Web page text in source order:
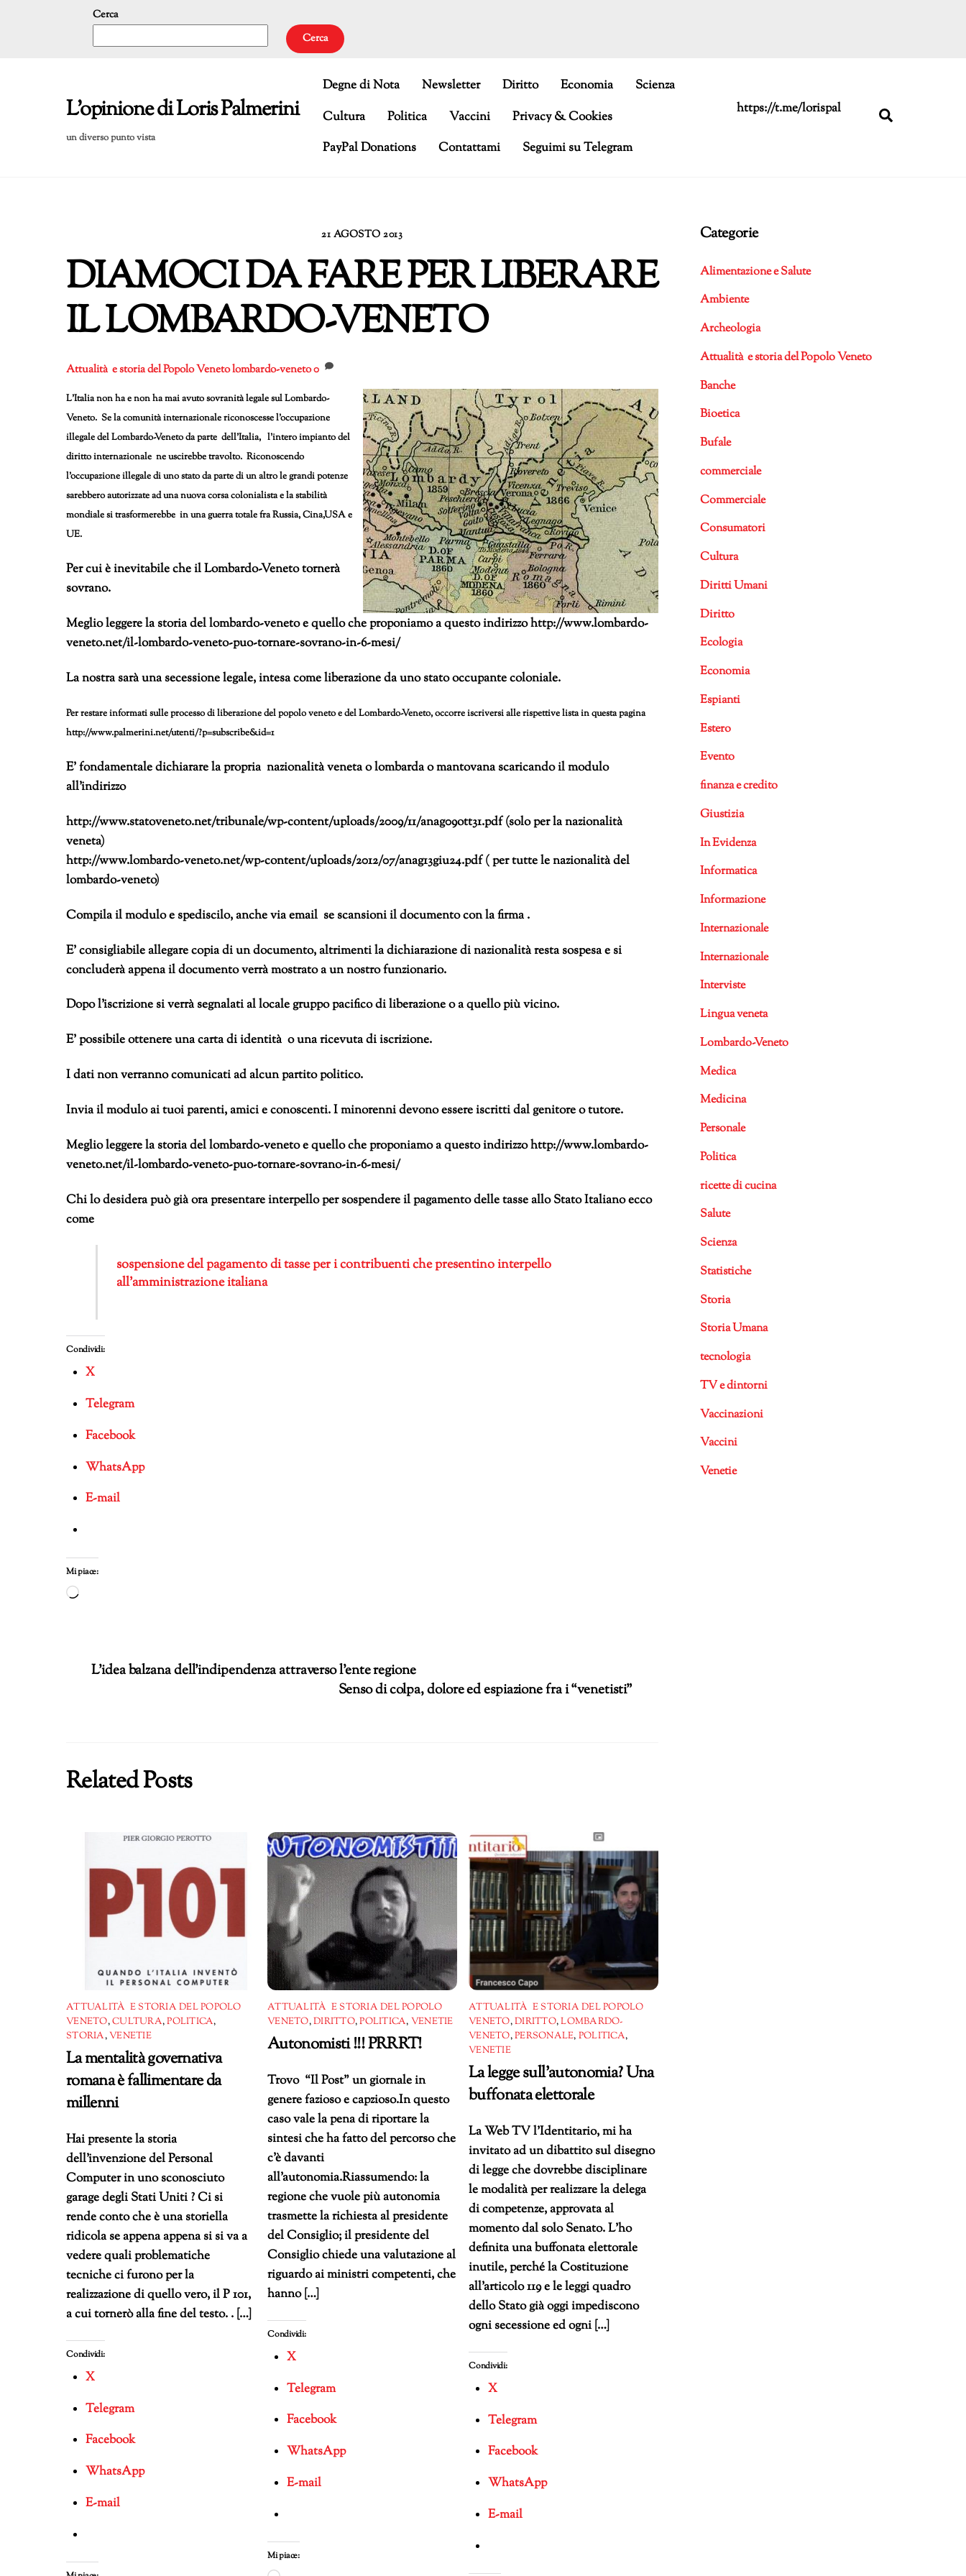
Cerca
Cerca
L'opinione di Loris Palmerini
un diverso punto vista
https://t.me/lorispal
Degne di Nota Newsletter Diritto Economia
Scienza
Cultura
Politica Vaccini
Privacy & Cookies
PayPal Donations
Contattami Seguimi su Telegram
21 AGOSTO 2013
DIAMOCI DA FARE PER LIBERARE
IL LOMBARDO-VENETO
Attualità e storia del Popolo Venetolombardo-veneto0
L’Italia non ha e non ha mai avuto sovranità legale sulLombardo-
Veneto. Se la comunità internazionale riconoscesse l’occupazione
illegale del Lombardo-Veneto da parte dell’Italia, l’intero impianto del
diritto internazionale ne uscirebbe travolto. Riconoscendo
l’occupazione illegale di uno stato da parte di un altro le grandi potenze
sarebbero autorizzate ad una nuova corsa colonialista e la stabilità
mondiale si trasformerebbe in una guerra totale fra Russia, Cina,USA e
UE.
Per cui è inevitabile che il Lombardo-Veneto tornerà
sovrano.
Meglio leggere la storia del lombardo-veneto e quello che proponiamo a questo indirizzo http://www.lombardo-
veneto.net/il-lombardo-veneto-puo-tornare-sovrano-in-6-mesi/
La nostra sarà una secessione legale, intesa come liberazione da uno stato occupante coloniale.
Per restare informati sulle processo di liberazione del popolo veneto e del Lombardo-Veneto, occorre iscriversi alle rispettive lista in questa pagina
http://www.palmerini.net/utenti/?p=subscribe&id=1
E’ fondamentale dichiarare la propria nazionalità veneta o lombarda o mantovana scaricando il modulo
all’indirizzo
http://www.statoveneto.net/tribunale/wp-content/uploads/2009/11/anag09ott31.pdf (solo per la nazionalità
veneta)
http://www.lombardo-veneto.net/wp-content/uploads/2012/07/anag13giu24.pdf ( per tutte le nazionalità del
lombardo-veneto)
Compila il modulo e spediscilo, anche via email se scansioni il documento con la firma .
E’ consigliabile allegare copia di un documento, altrimenti la dichiarazione di nazionalità resta sospesa e si
concluderà appena il documento verrà mostrato a un nostro funzionario.
Dopo l’iscrizione si verrà segnalati al locale gruppo pacifico di liberazione o a quello più vicino.
E’ possibile ottenere una carta di identità o una ricevuta di iscrizione.
I dati non verranno comunicati ad alcun partito politico.
Invia il modulo ai tuoi parenti, amici e conoscenti. I minorenni devono essere iscritti dal genitore o tutore.
Meglio leggere la storia del lombardo-veneto e quello che proponiamo a questo indirizzo http://www.lombardo-
veneto.net/il-lombardo-veneto-puo-tornare-sovrano-in-6-mesi/
Chi lo desidera può già ora presentare interpello per sospendere il pagamento delle tasse allo Stato Italiano ecco
come
sospensione del pagamento di tasse per i contribuenti che presentino interpello
all’amministrazione italiana
Condividi:
X
Telegram
Facebook
WhatsApp
E-mail
Mi piace:
Caricamento
L’idea balzana dell’indipendenza attraverso l’ente regione
Senso di colpa, dolore ed espiazione fra i “venetisti”
Related Posts
ATTUALITÀ E STORIA DEL POPOLO
VENETO,CULTURA,POLITICA,
STORIA,VENETIE
La mentalità governativa
romana è fallimentare da
millenni
Hai presente la storia
dell’invenzione del Personal
Computer in uno sconosciuto
garage degli Stati Uniti ? Ci si
rende conto che è una storiella
ridicola se appena appena si si va a
vedere quali problematiche
tecniche ci furono per la
realizzazione di quello vero, il P 101,
a cui tornerò alla fine del testo. . […]
Condividi:
X
Telegram
Facebook
WhatsApp
E-mail
ATTUALITÀ E STORIA DEL POPOLO
VENETO,DIRITTO,POLITICA, VENETIE
Autonomisti !!! PRRRT!
Trovo “Il Post” un giornale in
genere fazioso e capzioso.In questo
caso vale la pena di riportare la
sintesi che ha fatto del percorso che
c’è davanti
all’autonomia.Riassumendo: la
regione che vuole più autonomia
trasmette la richiesta al presidente
del Consiglio; il presidente del
Consiglio chiede una valutazione al
riguardo ai ministri competenti, che
hanno […]
Condividi:
X
Telegram
Facebook
WhatsApp
E-mail
Mi piace:
ATTUALITÀ E STORIA DEL POPOLO
VENETO,DIRITTO,LOMBARDO-
VENETO,PERSONALE, POLITICA,
VENETIE
La legge sull’autonomia? Una
buffonata elettorale
La Web TV l’Identitario, mi ha
invitato ad un dibattito sul disegno
di legge che dovrebbe disciplinare
le modalità per realizzare la delega
di competenze, approvata al
momento dal solo Senato. L’ho
definita una buffonata elettorale
inutile, perché la Costituzione
all’articolo 119 e le leggi quadro
dello Stato già oggi impediscono
ogni secessione ed ogni […]
Condividi:
X
Telegram
Facebook
WhatsApp
E-mail
Categorie
Alimentazione e Salute
Ambiente
Archeologia
Attualità e storia del Popolo Veneto
Banche
Bioetica
Bufale
commerciale
Commerciale
Consumatori
Cultura
Diritti Umani
Diritto
Ecologia
Economia
Espianti
Estero
Evento
finanza e credito
Giustizia
In Evidenza
Informatica
Informazione
Internazionale
Internazionale
Interviste
Lingua veneta
Lombardo-Veneto
Medica
Medicina
Personale
Politica
ricette di cucina
Salute
Scienza
Statistiche
Storia
Storia Umana
tecnologia
TV e dintorni
Vaccinazioni
Vaccini
Venetie